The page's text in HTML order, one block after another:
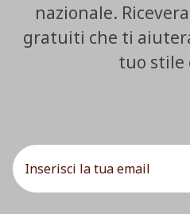
nazionale.
gratuiti che ti
tuo stile